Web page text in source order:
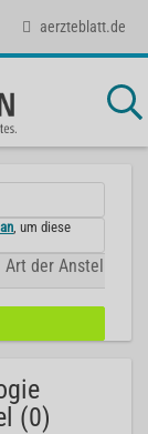
aerzteblatt.de
, um diese
Art der Anstellung
(0)